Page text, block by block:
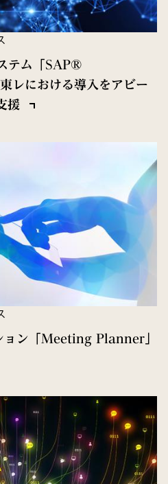
テム「SAP®
レにおける導入をアビー
援
ョン「Meeting Planner」